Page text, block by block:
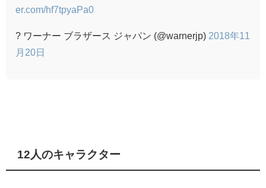
er.com/hf7tpyaPa0
? ワーナー ブラザース ジャパン (@warnerjp) 2018年11
月20日
12人のキャラクター